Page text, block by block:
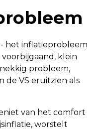
het inflatieprobleem
klein
probleem,
de VS eruitzien als
van het comfort
worstelt